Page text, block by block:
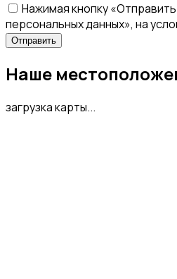
Нажимая кнопку
персональных данных», на
Наше
загрузка карты...